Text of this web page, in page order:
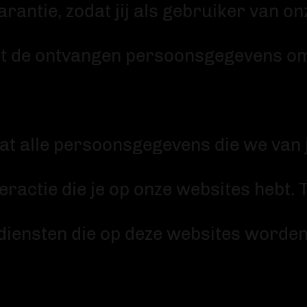
zodat jij als gebruiker van
de ontvangen persoonsgegevens
alle persoonsgegevens die we
die je op onze websites hebt.
die op deze websites